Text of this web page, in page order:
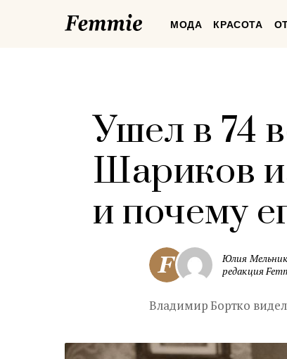
FemmieМОДА КРАСОТА
Ушел в 74
Шариков
и почему
Юлия
редакция
Владимир Бортко